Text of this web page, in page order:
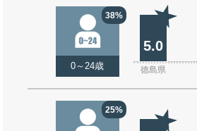
38%
0～24歳
5.0
徳島県
25%